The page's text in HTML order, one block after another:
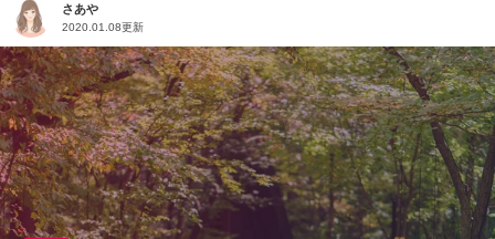
さあや
2020.01.08更新